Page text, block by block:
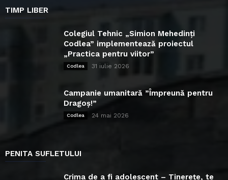
TIMP LIBER
Colegiul Tehnic „Simion Mehedinți
Codlea” implementează proiectul
„Practica pentru viitor”
Codlea 31 iulie 2026
Campanie umanitară ”Împreună pentru
Dragoș!”
Codlea 24 mai 2026
PENITA SUFLETULUI
Crima de a fi adolescent – Tinerețe, te